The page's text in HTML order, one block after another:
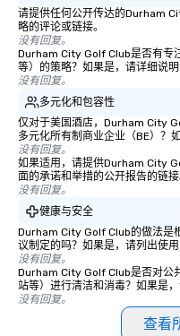
请提供任何公开传达的Durham
略的评论或链接。
没有回复。
Durham City Golf Club是否有专
等）的策略？如果是，请详细说明
没有回复。
多元化和包容性
仅对于美国酒店，Durham City
多元化所有制商业企业（BE）？
没有回复。
如果适用，请提供Durham City
面的承诺和举措的公开报告的链接
没有回复。
健康与安全
Durham City Golf Club的做法是
议制定的吗？如果是，请列出使
没有回复。
Durham City Golf Club是否对公
站等）进行清洁和消毒？如果是
没有回复。
查看